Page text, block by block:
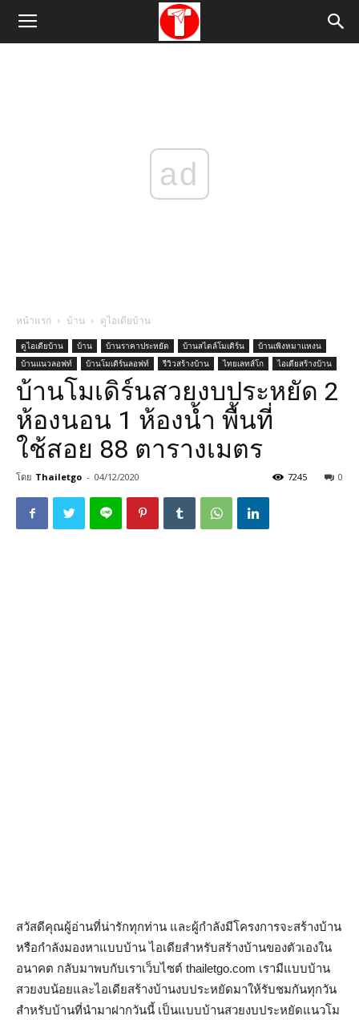
ad
หน้าแรก บ้าน ดูไอเดียบ้าน
ดูไอเดียบ้าน บ้าน บ้านราคาประหยัด บ้านสไตล์โมเดิร์น
บ้านเพิงหมาแหงน
บ้านแนวลอฟท์
บ้านโมเดิร์นลอฟท์ รีวิวสร้างบ้าน ไทยเลทส์โก ไอเดียสร้างบ้าน
บ้านโมเดิร์นสวยงบประหยัด 2
ห้องนอน 1 ห้องน้ำ พื้นที่
ใช้สอย 88 ตารางเมตร
โดย Thailetgo - 04/12/2020 0
7245
สวัสดีคุณผู้อ่านที่น่ารักทุกท่าน และผู้กำลังมีโครงการจะสร้างบ้าน
หรือกำลังมองหาแบบบ้าน ไอเดียสำหรับสร้างบ้านของตัวเองใน
อนาคต กลับมาพบกับเราเว็บไซต์ thailetgo.com เรามีแบบบ้าน
สวยงบน้อยและไอเดียสร้างบ้านงบประหยัดมาให้รับชมกันทุกวัน
สำหรับบ้านที่นำมาฝากวันนี้ เป็นแบบบ้านสวยงบประหยัดแนวโม